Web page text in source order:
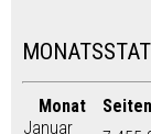
Monat
Januar